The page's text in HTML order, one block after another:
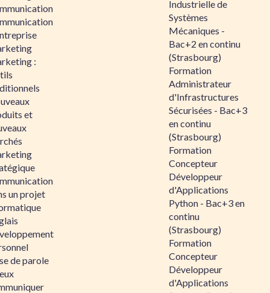
:
et
un projet
de parole
Industrielle de
Systèmes
Mécaniques -
Bac+2 en continu
(Strasbourg)
Formation
Administrateur
d'Infrastructures
Sécurisées - Bac+3
en continu
(Strasbourg)
Formation
Concepteur
Développeur
d'Applications
Python - Bac+3 en
continu
(Strasbourg)
Formation
Concepteur
Développeur
d'Applications